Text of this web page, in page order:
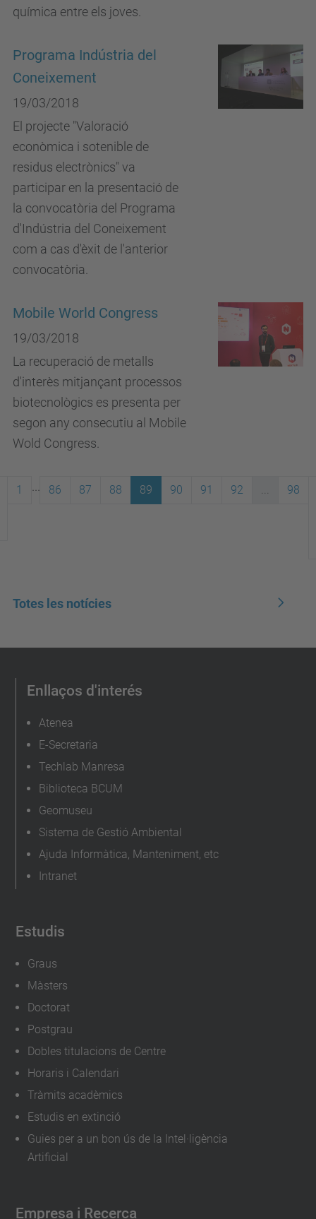
química entre els joves.
Programa Indústria del
Coneixement
19/03/2018
El projecte "Valoració
econòmica i sotenible de
residus electrònics" va
participar en la presentació de
la convocatòria del Programa
d'Indústria del Coneixement
com a cas d'èxit de l'anterior
convocatòria.
Mobile World Congress
19/03/2018
La recuperació de metalls
d'interès mitjançant processos
biotecnològics es presenta per
segon any consecutiu al Mobile
Wold Congress.
1 86 87 88 89 90 91 92 ... 98
Totes les notícies
Estudis
Graus
Màsters
Doctorat
Postgrau
Dobles titulacions de Centre
Horaris i Calendari
Tràmits acadèmics
Estudis en extinció
Guies per a un bon ús de la Intel·ligència
Artificial
Empresa i Recerca
Enllaços d'interés
Atenea
E-Secretaria
Techlab Manresa
Biblioteca BCUM
Geomuseu
Sistema de Gestió Ambiental
Ajuda Informàtica, Manteniment, etc
Intranet